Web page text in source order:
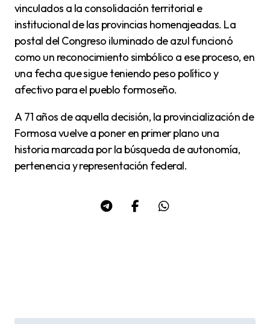
vinculados a la consolidación territorial e
institucional de las provincias homenajeadas. La
postal del Congreso iluminado de azul funcionó
como un reconocimiento simbólico a ese proceso, en
una fecha que sigue teniendo peso político y
afectivo para el pueblo formoseño.
A 71 años de aquella decisión, la provincialización de
Formosa vuelve a poner en primer plano una
historia marcada por la búsqueda de autonomía,
pertenencia y representación federal.